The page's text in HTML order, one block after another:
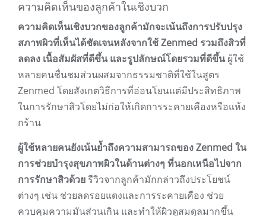
ความคิดเห็นของลูกค้าในเชิงบวก
ความคิดเห็นเชิงบวกของลูกค้ามักจะเน้นถึงการปรับปรุง
สภาพผิวที่เห็นได้ชัดเจนหลังจากใช้ Zenmed รวมถึงสิวที่
ลดลง เนื้อสัมผัสที่ดีขึ้น และรูปลักษณ์โดยรวมที่ดีขึ้นผู้ใช้
หลายคนชื่นชมส่วนผสมจากธรรมชาติที่ใช้ในสูตร
Zenmed โดยสังเกตวิธีการที่อ่อนโยนแต่มีประสิทธิภาพ
ในการรักษาสิวโดยไม่ก่อให้เกิดการระคายเคืองหรือแห้ง
กร้าน
ผู้ใช้หลายคนยังเน้นย้ำถึงความสามารถของ Zenmed ใน
การช่วยบำรุงสุขภาพผิวในด้านต่างๆ ที่นอกเหนือไปจาก
การรักษาสิวด้วยรีวิวจากลูกค้ามักกล่าวถึงประโยชน์
ต่างๆ เช่น ช่วยลดรอยแดงและการระคายเคือง ช่วย
ควบคุมความมันส่วนเกิน และทำให้ผิวดูสมดุลมากขึ้น